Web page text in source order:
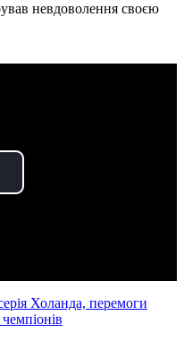
невдоволення своєю
Холанда, перемоги